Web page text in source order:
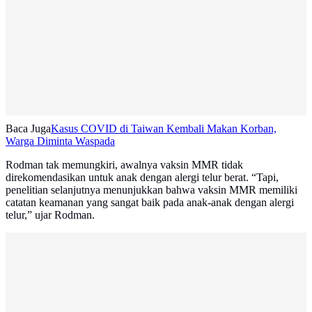
Baca JugaKasus COVID di Taiwan Kembali Makan Korban,
Warga Diminta Waspada
Rodman tak memungkiri, awalnya vaksin MMR tidak
direkomendasikan untuk anak dengan alergi telur berat. “Tapi,
penelitian selanjutnya menunjukkan bahwa vaksin MMR memiliki
catatan keamanan yang sangat baik pada anak-anak dengan alergi
telur,” ujar Rodman.